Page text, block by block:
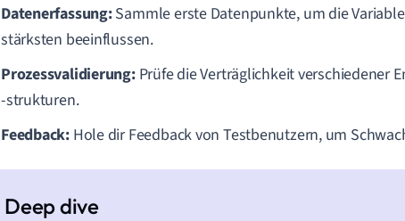
Datenerfassung:Sammle erste Datenpunkte, um die
stärksten beeinflussen.
Prozessvalidierung:Prüfe die Verträglichkeit verschiedener
-strukturen.
Feedback: Hole dir Feedback von Testbenutzern, um